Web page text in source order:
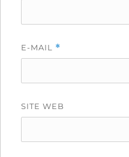
E-MAIL *
SITE WEB